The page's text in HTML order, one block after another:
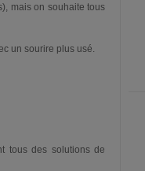
mais on souhaite tous
un sourire plus usé.
tous des solutions de